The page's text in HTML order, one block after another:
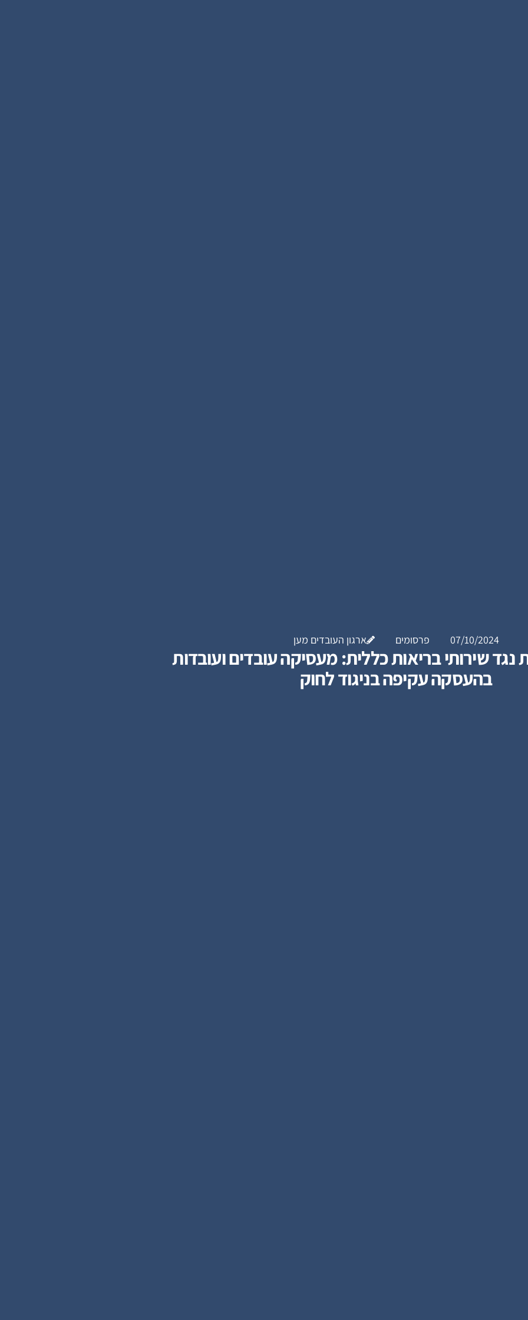
07/10/2024 פרסומים ארגון העובדים מען
נגד שירותי בריאות כללית: מעסיקה עובדים ועובדות
בהעסקה עקיפה בניגוד לחוק